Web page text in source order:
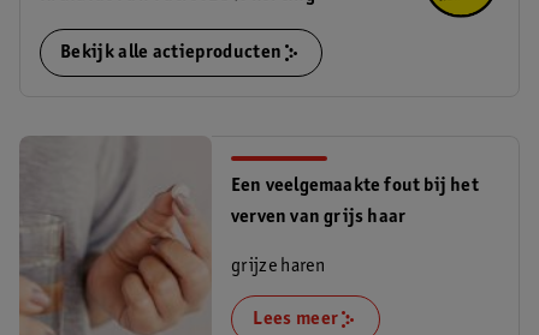
Bekijk alle actieproducten
Een veelgemaakte fout bij het
verven van grijs haar
grijze haren
Lees meer